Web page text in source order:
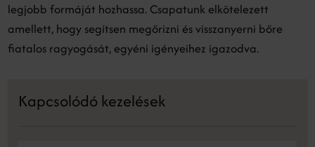
legjobb formáját hozhassa. Csapatunk elkötelezett
amellett, hogy segítsen megőrizni és visszanyerni bőre
fiatalos ragyogását, egyéni igényeihez igazodva.
Kapcsolódó kezelések